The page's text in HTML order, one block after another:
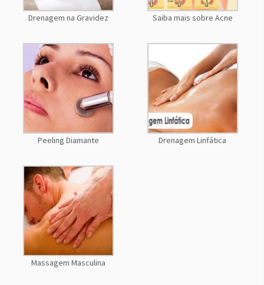
Drenagem na Gravidez Saiba mais sobre Acne
Peeling Diamante Drenagem Linfática
Massagem Masculina